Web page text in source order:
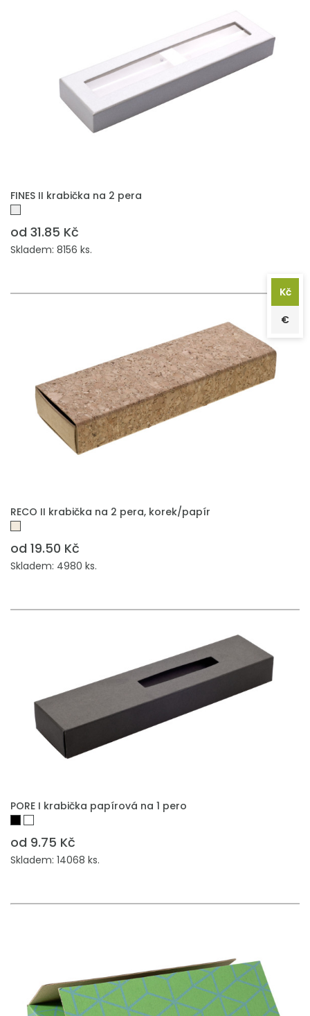
PŘIDAT DO POPTÁVKY
FINES II krabička na 2 pera
od 31.85 Kč
Skladem: 8156 ks.
PŘIDAT DO POPTÁVKY
RECO II krabička na 2 pera, korek/papír
od 19.50 Kč
Skladem: 4980 ks.
PŘIDAT DO POPTÁVKY
PORE I krabička papírová na 1 pero
od 9.75 Kč
Skladem: 14068 ks.
Kč
€